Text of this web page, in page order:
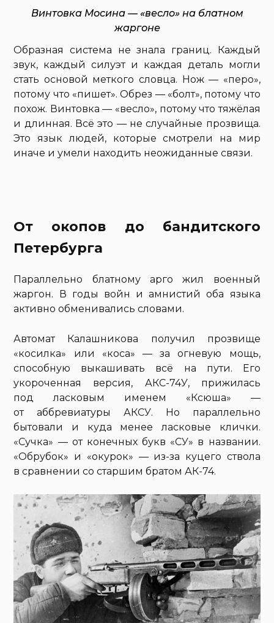
Винтовка Мосина — «весло» на блатном
жаргоне
Образная система не знала границ. Каждый
звук, каждый силуэт и каждая деталь могли
стать основой меткого словца. Нож — «перо»,
потому что «пишет». Обрез — «болт», потому что
похож. Винтовка — «весло», потому что тяжёлая
и длинная. Всё это — не случайные прозвища.
Это язык людей, которые смотрели на мир
иначе и умели находить неожиданные связи.
От окопов до бандитского
Петербурга
Параллельно блатному арго жил военный
жаргон. В годы войн и амнистий оба языка
активно обменивались словами.
Автомат Калашникова получил прозвище
«косилка» или «коса» — за огневую мощь,
способную выкашивать всё на пути. Его
укороченная версия, АКС-74У, прижилась
под ласковым именем «Ксюша» —
от аббревиатуры АКСУ. Но параллельно
бытовали и куда менее ласковые клички.
«Сучка» — от конечных букв «СУ» в названии.
«Обрубок» и «окурок» — из-за куцего ствола
в сравнении со старшим братом АК-74.